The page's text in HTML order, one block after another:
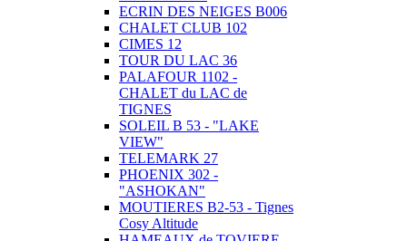
ECRIN DES NEIGES B006
CHALET CLUB 102
CIMES 12
TOUR DU LAC 36
PALAFOUR 1102 -
CHALET du LAC de
TIGNES
SOLEIL B 53 - "LAKE
VIEW"
TELEMARK 27
PHOENIX 302 -
"ASHOKAN"
MOUTIERES B2-53 - Tignes
Cosy Altitude